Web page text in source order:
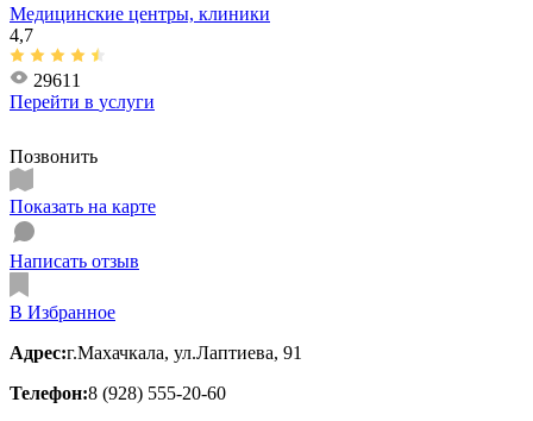
Медицинские центры, клиники
4,7
29611
Перейти в услуги
Позвонить
Показать на карте
Написать отзыв
В Избранное
Адрес:г.Махачкала, ул.Лаптиева, 91
Телефон:8 (928) 555-20-60